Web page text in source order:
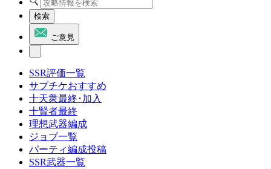
検索
ご意見
SSR評価一覧
サプチケおすすめ
十天衆最終･加入
十賢者最終
理想武器編成
ジョブ一覧
パーティ編成投稿
SSR武器一覧